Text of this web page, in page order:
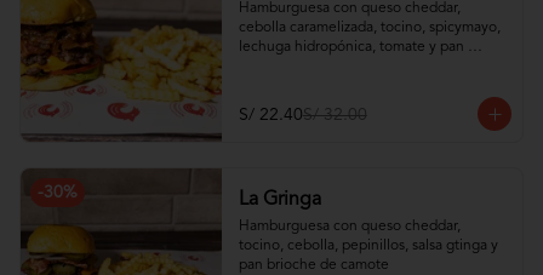
Hamburguesa con queso cheddar,
cebolla caramelizada, tocino, spicymayo,
lechuga hidropónica, tomate y pan
S/ 22.40S/ 32.00
-30% La Gringa
Hamburguesa con queso cheddar,
tocino, cebolla, pepinillos, salsa gtinga y
pan brioche de camote